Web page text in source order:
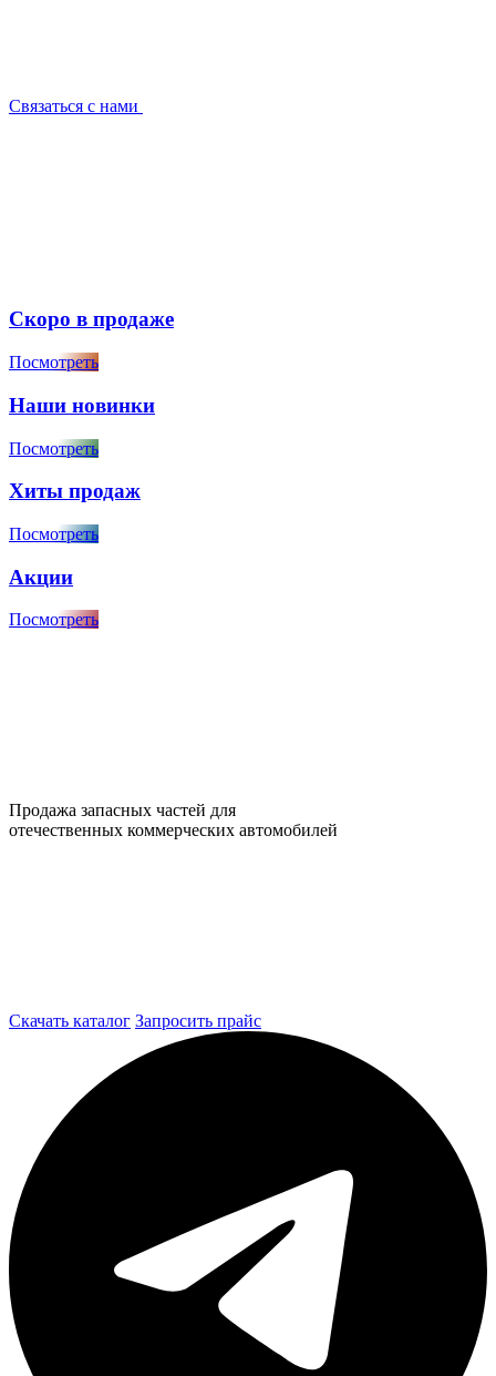
Связаться с нами
Скоро в продаже
Посмотреть
Наши новинки
Посмотреть
Хиты продаж
Посмотреть
Акции
Посмотреть
Продажа запасных частей для
отечественных коммерческих автомобилей
Скачать каталог Запросить прайс